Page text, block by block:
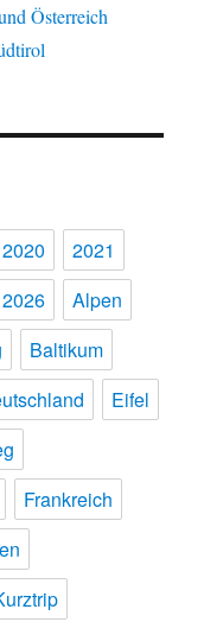
Österreich
2020
2021
2026
Alpen
Baltikum
Eifel
Frankreich